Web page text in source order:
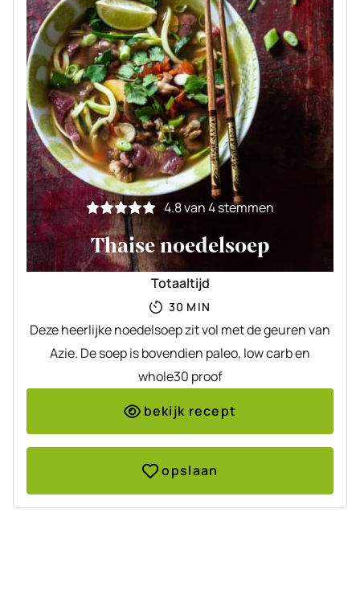
4.8van4stemmen
Thaise noedelsoep
Totaaltijd
30 MINUTEN
MIN
Deze heerlijke noedelsoep zit vol met de geuren van
Azie. De soep is bovendien paleo, low carb en
whole30 proof
bekijk recept
opslaan